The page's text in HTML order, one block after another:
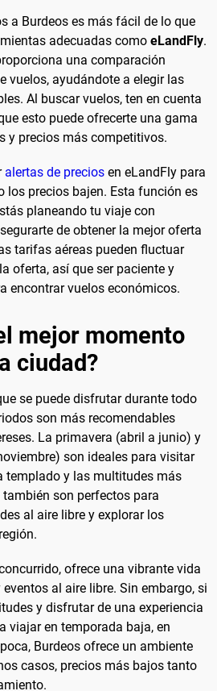
a Burdeos es más fácil de lo que
adecuadas como eLandFly.
una comparación
vuelos, ayudándote a elegir las
Al buscar vuelos, ten en cuenta
esto puede ofrecerte una gama
y precios más competitivos.
alertas de precios en eLandFly para
los precios bajen. Esta función es
planeando tu viaje con
de obtener la mejor oferta
tarifas aéreas pueden fluctuar
oferta, así que ser paciente y
encontrar vuelos económicos.
mejor momento
ciudad?
se puede disfrutar durante todo
son más recomendables
La primavera (abril a junio) y
son ideales para visitar
templado y las multitudes más
son perfectos para
al aire libre y explorar los
ofrece una vibrante vida
al aire libre. Sin embargo, si
y disfrutar de una experiencia
viajar en temporada baja, en
Burdeos ofrece un ambiente
casos, precios más bajos tanto